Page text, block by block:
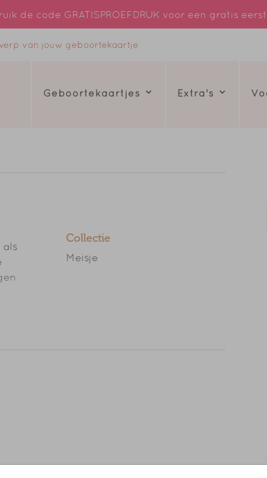
de code GRATISPROEFDRUK voor een gratis
van jouw geboortekaartje
Geboortekaartjes Extra's
Collectie
Meisje